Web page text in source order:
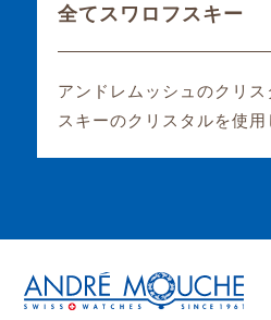
全てスワロフスキー
アンドレムッシュのクリ
スキーのクリスタルを使用